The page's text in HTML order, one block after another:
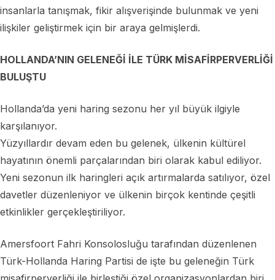
insanlarla tanışmak, fikir alışverişinde bulunmak ve yeni
ilişkiler geliştirmek için bir araya gelmişlerdi.
HOLLANDA’NIN GELENEĞİ İLE TÜRK MİSAFİRPERVERLİĞİ
BULUŞTU
Hollanda’da yeni haring sezonu her yıl büyük ilgiyle
karşılanıyor.
Yüzyıllardır devam eden bu gelenek, ülkenin kültürel
hayatının önemli parçalarından biri olarak kabul ediliyor.
Yeni sezonun ilk haringleri açık artırmalarda satılıyor, özel
davetler düzenleniyor ve ülkenin birçok kentinde çeşitli
etkinlikler gerçekleştiriliyor.
Amersfoort Fahri Konsolosluğu tarafından düzenlenen
Türk-Hollanda Haring Partisi de işte bu geleneğin Türk